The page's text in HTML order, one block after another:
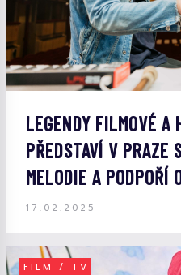
LEGENDY FILMOVÉ A
PŘEDSTAVÍ V PRAZE
MELODIE A PODPOŘÍ
17.02.2025
FILM / TV